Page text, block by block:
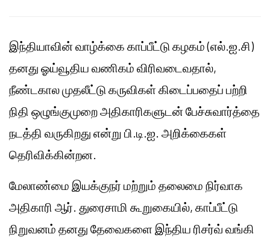
இந்தியாவின் வாழ்க்கை காப்பீட்டு கழகம் (எல்.ஐ.சி)
தனது ஓய்வூதிய வணிகம் விரிவடைவதால்,
நீண்டகால முதலீட்டு கருவிகள் கிடைப்பதைப் பற்றி
நிதி ஒழுங்குமுறை அதிகாரிகளுடன் பேச்சுவார்த்தை
நடத்தி வருகிறது என்று பி.டி.ஐ. அறிக்கைகள்
தெரிவிக்கின்றன.
மேலாண்மை இயக்குநர் மற்றும் தலைமை நிர்வாக
அதிகாரி ஆர். துரைசாமி கூறுகையில், காப்பீட்டு
நிறுவனம் தனது தேவைகளை இந்திய ரிசர்வ் வங்கி